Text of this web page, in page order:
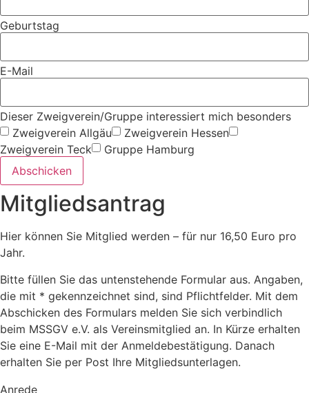
Geburtstag
E-Mail
Dieser Zweigverein/Gruppe interessiert mich besonders
Zweigverein Allgäu
Zweigverein Hessen
Zweigverein Teck
Gruppe Hamburg
Abschicken
Mitgliedsantrag
Hier können Sie Mitglied werden – für nur 16,50 Euro pro
Jahr.
Bitte füllen Sie das untenstehende Formular aus. Angaben,
die mit * gekennzeichnet sind, sind Pflichtfelder. Mit dem
Abschicken des Formulars melden Sie sich verbindlich
beim MSSGV e.V. als Vereinsmitglied an. In Kürze erhalten
Sie eine E-Mail mit der Anmeldebestätigung. Danach
erhalten Sie per Post Ihre Mitgliedsunterlagen.
Anrede